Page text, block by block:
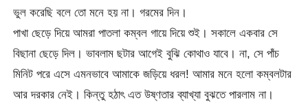
ভুল করেছি বলে তো মনে হয় না। গরমের দিন।
পাখা ছেড়ে দিয়ে আমরা পাতলা কম্বল গায়ে দিয়ে শুই। সকালে একবার সে
বিছানা ছেড়ে দিল। ভাবলাম ছটার আগেই বুঝি কোথাও যাবে। না, সে পাঁচ
মিনিট পরে এসে এমনভাবে আমাকে জড়িয়ে ধরল! আমার মনে হলো কম্বলটার
আর দরকার নেই। কিন্তু হঠাৎ এত উষ্ণতার ব্যাখ্যা বুঝতে পারলাম না।